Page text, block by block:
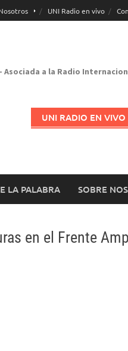
UNI Radio en vivo
Asociada a la Radio
UNI RADIO EN VIVO
LA PALABRA SOBRE
en el Frente